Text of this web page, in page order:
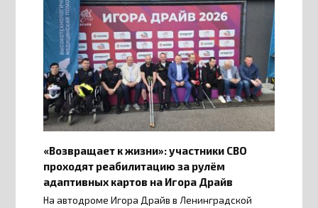
«Возвращает к жизни»: участники СВО
проходят реабилитацию за рулём
адаптивных картов на Игора Драйв
На автодроме Игора Драйв в Ленинградской